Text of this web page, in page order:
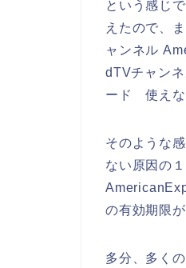
という感じ
えたので、
ャンネル
dTVチャン
ード 使えな
そのような
ない原因の
の有効期限
多分、多く